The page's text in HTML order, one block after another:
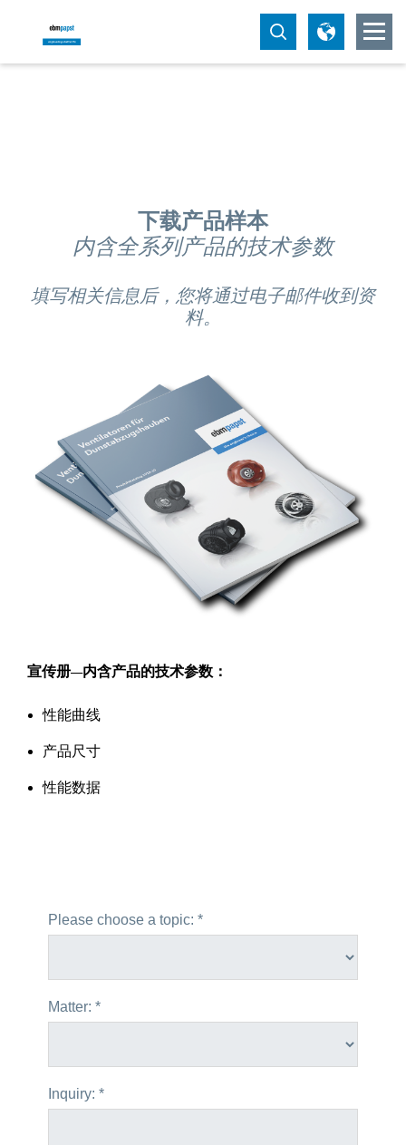
下载产品样本
内含全系列产品的技术参数
填写相关信息后，您将通过电子邮件收到资
料。
宣传册—内含产品的技术参数：
性能曲线
产品尺寸
性能数据